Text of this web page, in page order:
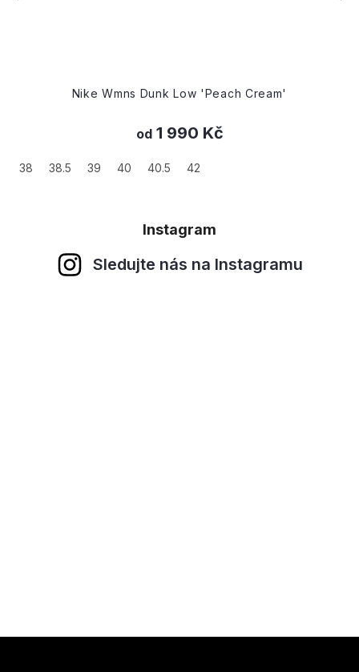
Nike Wmns Dunk Low 'Peach Cream'
od1 990 Kč
38 38.5 39 40 40.5 42
Instagram
Sledujte nás na Instagramu